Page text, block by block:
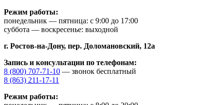
Режим работы:
понедельник — пятница: с 9:00 до 17:00
суббота — воскресенье: выходной
г. Ростов-на-Дону, пер. Доломановский, 12а
Запись и консультации по телефонам:
8 (800) 707-71-10 — звонок бесплатный
8 (863) 211-17-11
Режим работы: